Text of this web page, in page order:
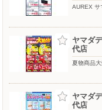
AUREX サ
ヤマダ
代店
夏物商品大
ヤマダ
代店